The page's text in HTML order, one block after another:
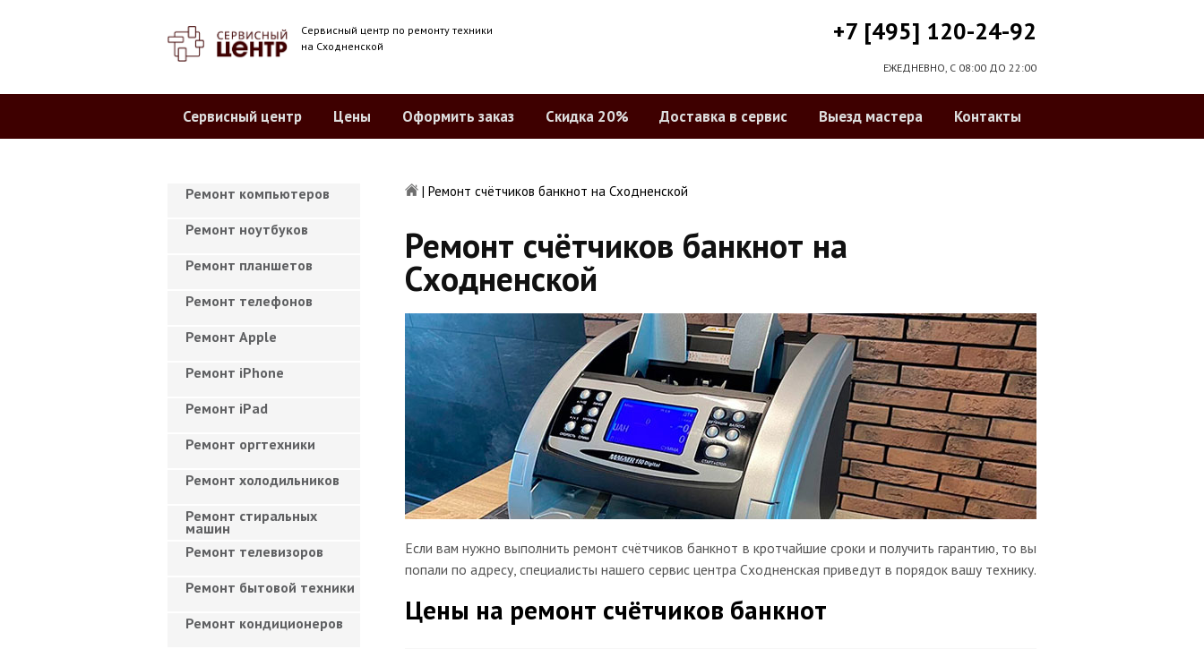
Сервисный центр по ремонту техники
на Сходненской
+7 [495] 120-24-92
ЕЖЕДНЕВНО, С 08:00 ДО 22:00
Сервисный центр Цены Оформить заказ Скидка 20% Доставка в сервис Выезд мастера Контакты
| Ремонт счётчиков банкнот на Сходненской
Ремонт счётчиков банкнот на
Сходненской
Если вам нужно выполнить ремонт счётчиков банкнот в кротчайшие сроки и получить гарантию, то вы
попали по адресу, специалисты нашего сервис центра Сходненская приведут в порядок вашу технику.
Цены на ремонт счётчиков банкнот
Ремонт компьютеров
Ремонт ноутбуков
Ремонт планшетов
Ремонт телефонов
Ремонт Apple
Ремонт iPhone
Ремонт iPad
Ремонт оргтехники
Ремонт холодильников
Ремонт стиральных
машин
Ремонт телевизоров
Ремонт бытовой техники
Ремонт кондиционеров